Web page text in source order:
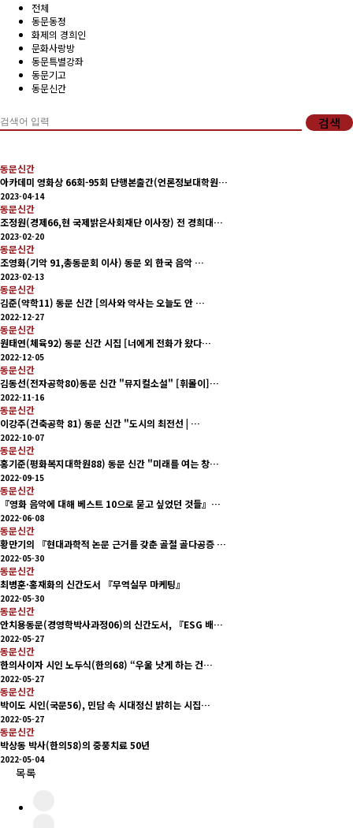
동문우대업체
동문ID카드 발급
전체
동문동정
화제의 경희인
문화사랑방
동문특별강좌
동문기고
동문신간
검색
동문신간
아카데미 영화상 66회-95회 단행본출간(언론정보대학원…
2023-04-14
동문신간
조정원(경제66,현 국제밝은사회재단 이사장) 전 경희대…
2023-02-20
동문신간
조영화(기악 91,총동문회 이사) 동문 외 한국 음악 …
2023-02-13
동문신간
김준(약학11) 동문 신간 [의사와 약사는 오늘도 안 …
2022-12-27
동문신간
원태연(체육92) 동문 신간 시집 [너에게 전화가 왔다…
2022-12-05
동문신간
김동선(전자공학80)동문 신간 "뮤지컬소설" [휘몰이]…
2022-11-16
동문신간
이강주(건축공학 81) 동문 신간 "도시의 최전선 | …
2022-10-07
동문신간
홍기준(평화복지대학원88) 동문 신간 "미래를 여는 창…
2022-09-15
동문신간
『영화 음악에 대해 베스트 10으로 묻고 싶었던 것들』…
2022-06-08
동문신간
황만기의 『현대과학적 논문 근거를 갖춘 골절 골다공증 …
2022-05-30
동문신간
최병훈·홍재화의 신간도서 『무역실무 마케팅』
2022-05-30
동문신간
안치용동문(경영학박사과정06)의 신간도서, 『ESG 배…
2022-05-27
동문신간
한의사이자 시인 노두식(한의68) “우울 낫게 하는 건…
2022-05-27
동문신간
박이도 시인(국문56), 민담 속 시대정신 밝히는 시집…
2022-05-27
동문신간
박상동 박사(한의58)의 중풍치료 50년
2022-05-04
목록